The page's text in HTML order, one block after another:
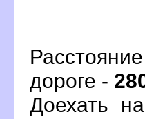
дороге -
Доехать